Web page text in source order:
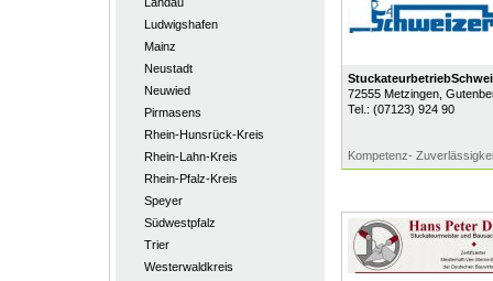
Ludwigshafen
Mainz
Neustadt
Neuwied
Pirmasens
Rhein-Hunsrück-Kreis
Rhein-Lahn-Kreis
Rhein-Pfalz-Kreis
Speyer
Südwestpfalz
Trier
Westerwaldkreis
72555 Metzingen,
Tel.: (07123) 924 90
Kompetenz-